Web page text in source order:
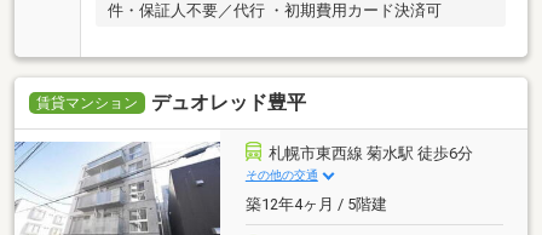
件・保証人不要／代行 ・初期費用カード決済可
賃貸マンション デュオレッド豊平
札幌市東西線 菊水駅 徒歩6分
その他の交通
築12年4ヶ月 / 5階建